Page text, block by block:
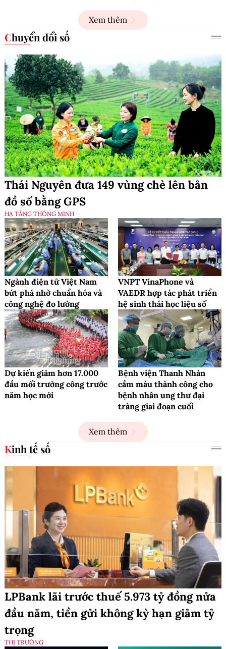
Xem thêm
Chuyển đổi số
Thái Nguyên đưa 149 vùng chè lên bản
đồ số bằng GPS
HẠ TẦNG THÔNG MINH
Ngành điện tử Việt Nam
bứt phá nhờ chuẩn hóa và
công nghệ đo lường
VNPT VinaPhone và
VAEDR hợp tác phát triển
hệ sinh thái học liệu số
Dự kiến giảm hơn 17.000
đầu mối trường công trước
năm học mới
Bệnh viện Thanh Nhàn
cầm máu thành công cho
bệnh nhân ung thư đại
tràng giai đoạn cuối
Xem thêm
Kinh tế số
LPBank lãi trước thuế 5.973 tỷ đồng nửa
đầu năm, tiền gửi không kỳ hạn giảm tỷ
trọng
THỊ TRƯỜNG